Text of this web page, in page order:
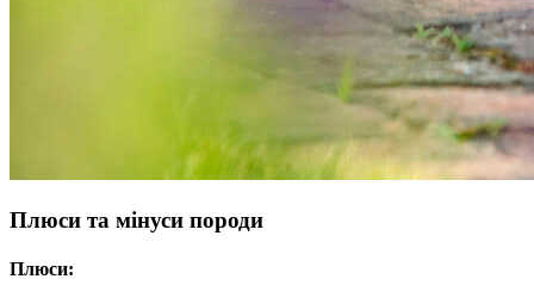
Плюси та мінуси породи
Плюси: